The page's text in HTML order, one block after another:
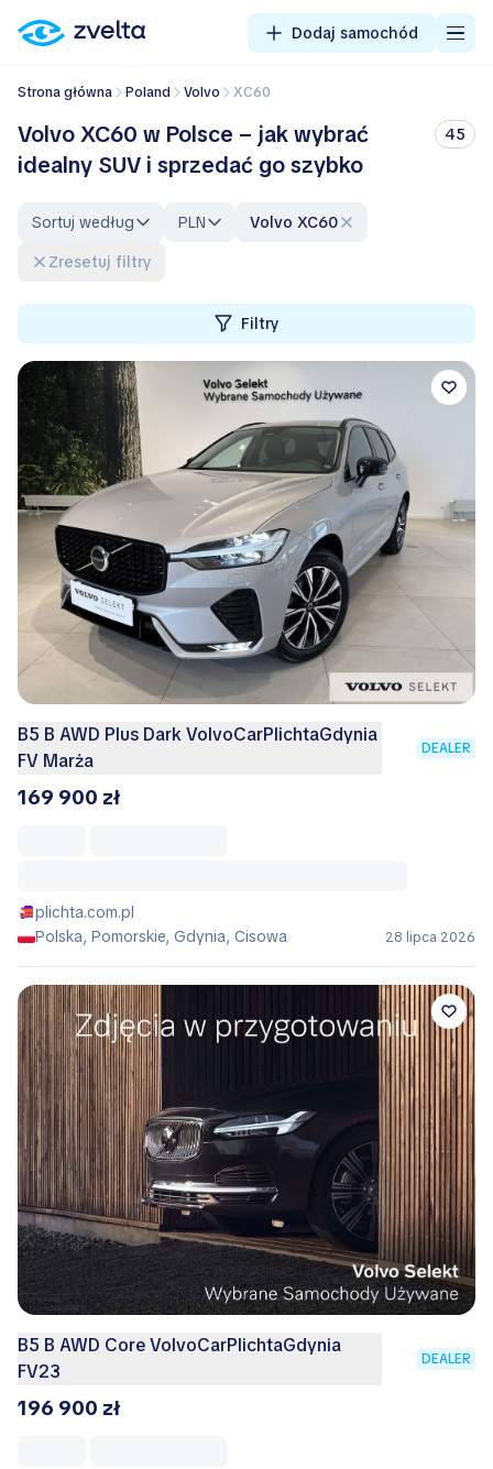
Dodaj samochód
Strona główna Poland Volvo XC60
Volvo XC60 w Polsce – jak wybrać
idealny SUV i sprzedać go szybko
45
Sortuj według PLN
Volvo XC60
Zresetuj filtry
Filtry
B5 B AWD Plus Dark VolvoCarPlichtaGdynia
FV Marża
DEALER
169 900 zł
plichta.com.pl
Polska, Pomorskie, Gdynia, Cisowa
28 lipca 2026
B5 B AWD Core VolvoCarPlichtaGdynia
FV23
DEALER
196 900 zł